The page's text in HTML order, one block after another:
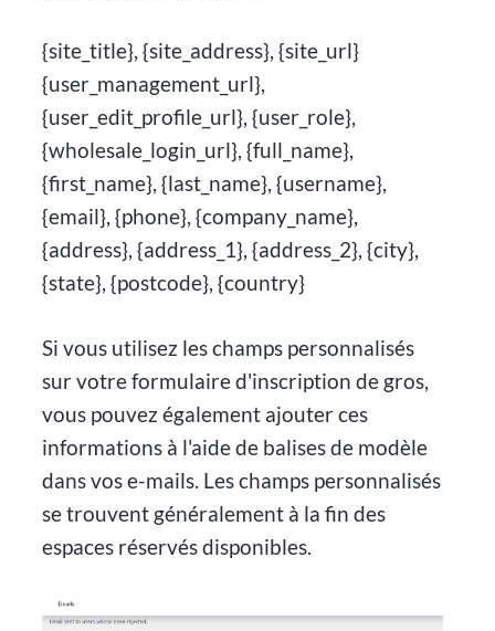
{site_title}, {site_address}, {site_url}
{user_management_url},
{user_edit_profile_url}, {user_role},
{wholesale_login_url}, {full_name},
{first_name}, {last_name}, {username},
{email}, {phone}, {company_name},
{address}, {address_1}, {address_2}, {city},
{state}, {postcode}, {country}
Si vous utilisez les champs personnalisés
sur votre formulaire d'inscription de gros,
vous pouvez également ajouter ces
informations à l'aide de balises de modèle
dans vos e-mails. Les champs personnalisés
se trouvent généralement à la fin des
espaces réservés disponibles.